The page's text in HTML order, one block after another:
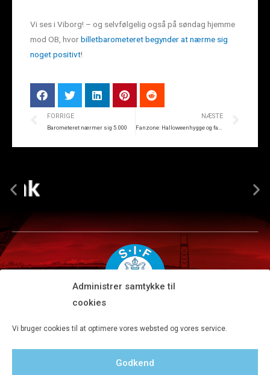
Administrer samtykke til
cookies
Vi bruger cookies til at optimere vores websted og vores service.
Godkend
Vi ses i Viborg! – og selvfølgelig også på søndag hjemme
mod OB, hvorbilletbarometeret begynder at nærme sig
noget positivt!
FORRIGE
Barometeret nærmer sig 5.000
NÆSTE